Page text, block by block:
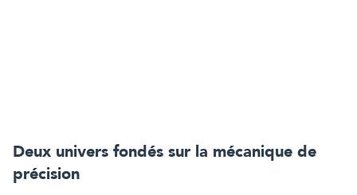
Deux univers fondés sur la mécanique de
précision